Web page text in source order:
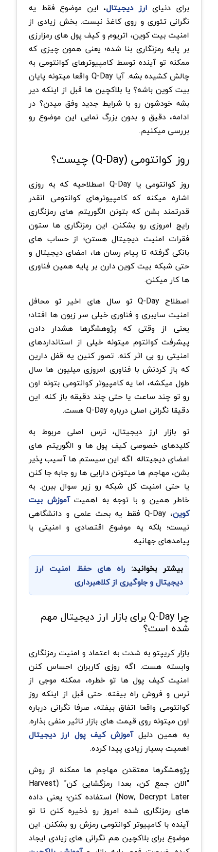
برای دنیای ارز دیجیتال، این موضوع فقط یه
نگرانی تئوری و روی کاغذ نیست. بخش زیادی از
امنیت بیت کوین، اتریوم و کیف پول های رمزارزی
بر پایه رمزنگاری بنا شده؛ یعنی همون چیزی که
ممکنه تو آینده توسط کامپیوترهای کوانتومی به
چالش کشیده بشه. آیا Q-Day واقعا میتونه پایان
بیت کوین باشه؟ یا بلاکچین ها قبل از اینکه دیر
بشه خودشون رو با شرایط جدید وفق میدن؟ در
ادامه، دقیق و بدون بزرگ نمایی این موضوع رو
بررسی میکنیم.
روز کوانتومی (Q-Day) چیست؟
روز کوانتومی یا Q-Day اصطلاحیه که به روزی
اشاره میکنه که کامپیوترهای کوانتومی انقدر
قدرتمند بشن که بتونن الگوریتم های رمزنگاری
رایج امروزی رو بشکنن. این رمزنگاری ها ستون
فقرات امنیت دیجیتال هستن؛ از حساب های
بانکی گرفته تا پیام رسان ها، امضای دیجیتال و
حتی شبکه بیت کوین دارن بر پایه همین فناوری
ها کار میکنن.
اصطلاح Q-Day تو سال های اخیر تو محافل
امنیت سایبری و فناوری خیلی سر زبون ها افتاد؛
یعنی از وقتی که پژوهشگرها هشدار دادن
پیشرفت کوانتوم میتونه خیلی از استانداردهای
امنیتی رو بی اثر کنه. تصور کنین یه قفل دارین
که باز کردنش با فناوری امروزی میلیون ها سال
طول میکشه، اما یه کامپیوتر کوانتومی بتونه اون
رو تو چند ساعت یا حتی چند دقیقه باز کنه. این
دقیقا نگرانی اصلی درباره Q-Day هست.
تو بازار ارز دیجیتال، ترس اصلی مربوط به
کلیدهای خصوصی کیف پول ها و الگوریتم های
امضای دیجیتاله. اگه این سیستم ها آسیب پذیر
بشن، مهاجم ها میتونن دارایی ها رو جابه جا کنن
یا حتی امنیت کل شبکه رو زیر سوال ببرن. به
خاطر همین و با توجه به اهمیتآموزش بیت
کوین
، Q-Day فقط یه بحث علمی و دانشگاهی
نیست؛ بلکه یه موضوع اقتصادی و امنیتی با
پیامدهای جهانیه.
بیشتر بخوانید: راه های حفظ امنیت ارز
دیجیتال و جلوگیری از کلاهبرداری
چرا Q-Day برای بازار ارز دیجیتال مهم
شده است؟
بازار کریپتو به شدت به اعتماد و امنیت رمزنگاری
وابسته هست. اگه روزی کاربران احساس کنن
امنیت کیف پول ها تو خطره، ممکنه موجی از
ترس و فروش راه بیفته. حتی قبل از اینکه روز
کوانتومی واقعا اتفاق بیفته، صرفا نگرانی درباره
اون میتونه روی قیمت های بازار تاثیر منفی بذاره.
به همین دلیلآموزش کیف پول ارز دیجیتال
اهمیت بسیار زیادی پیدا کرده.
پژوهشگرها معتقدن مهاجم ها ممکنه از روش
"الان جمع کن، بعدا رمزگشایی کن" (Harvest
Now, Decrypt Later) استفاده کنن؛ یعنی داده
های رمزنگاری شده امروز رو ذخیره کنن تا تو
آینده با کامپیوتر کوانتومی رمزش رو بشکنن. این
موضوع برای بلاکچین هم نگرانی های زیادی ایجاد